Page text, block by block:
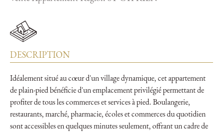
DESCRIPTION
Idéalement situé au cœur d'un village dynamique, cet appartement
de plain-pied bénéficie d'un emplacement privilégié permettant de
profiter de tous les commerces et services à pied. Boulangerie,
restaurants, marché, pharmacie, écoles et commerces du quotidien
sont accessibles en quelques minutes seulement, offrant un cadre de